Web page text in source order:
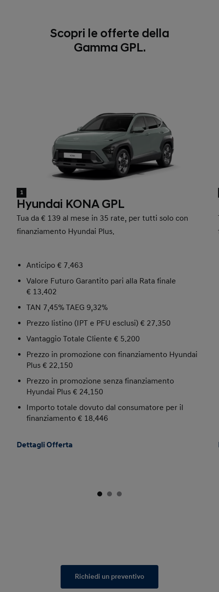
Scopri le offerte della
Gamma GPL.
1
Hyundai KONA GPL
Tua da € 139 al mese in 35 rate, per tutti solo con
finanziamento Hyundai Plus.
Anticipo € 7.463
Valore Futuro Garantito pari alla Rata finale
€ 13.402
TAN 7,45% TAEG 9,32%
Prezzo listino (IPT e PFU esclusi) € 27.350
Vantaggio Totale Cliente € 5.200
Prezzo in promozione con finanziamento Hyundai
Plus € 22.150
Prezzo in promozione senza finanziamento
Hyundai Plus € 24.150
Importo totale dovuto dal consumatore per il
finanziamento € 18.446
Dettagli Offerta
Richiedi un preventivo